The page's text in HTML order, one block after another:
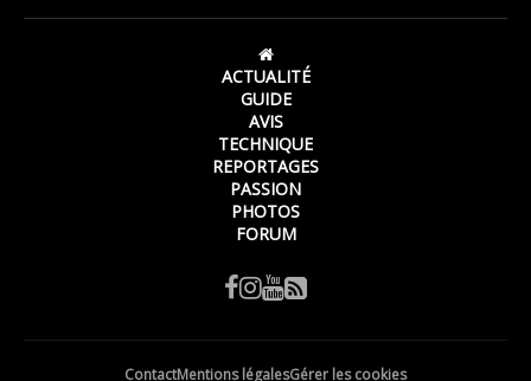
ACTUALITÉ
GUIDE
AVIS
TECHNIQUE
REPORTAGES
PASSION
PHOTOS
FORUM
ContactMentions légalesGérer les cookies